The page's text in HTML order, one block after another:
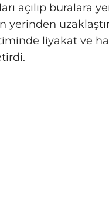
açılıp
yerinden
liyakat ve